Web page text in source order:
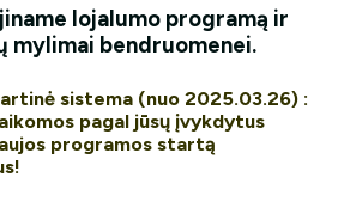
lojalumo programą ir
mylimai bendruomenei.
sistema (nuo 2025.03.26) :
pagal jūsų įvykdytus
programos startą